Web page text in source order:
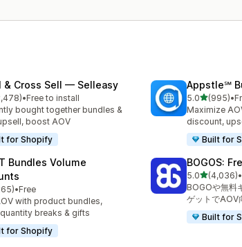
& Cross Sell — Selleasy
中
ュー数：2478件
•Free to install
bought together bundles &
boost AOV
for Shopify
Appstle℠
5.05つ星中
(995)
合計レビュー
•
Maximize
discount,
Built for
Bundles Volume
中
ュー数：265件
•Free
with product bundles,
quantity breaks & gifts
for Shopify
BOGOS:
5.05つ星中
(4,036)
合計レビュー•
BOGOや無料
ゲットでAOV
Built for